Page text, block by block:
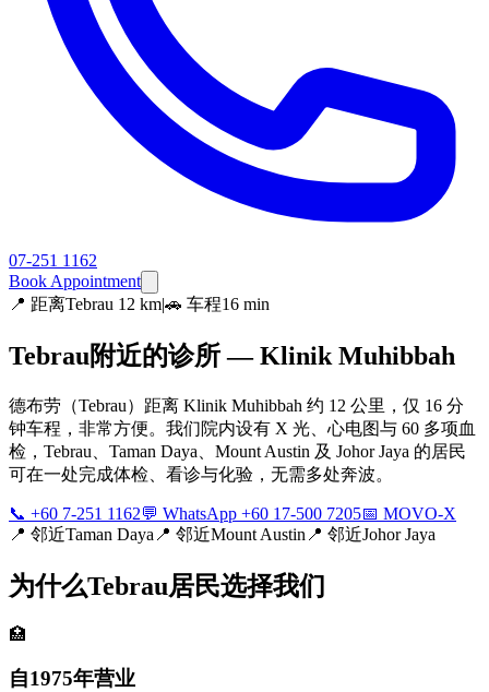
07-251 1162
Book Appointment
📍 距离Tebrau 12 km|🚗 车程16 min
Tebrau附近的诊所 — Klinik Muhibbah
德布劳（Tebrau）距离 Klinik Muhibbah 约 12 公里，仅 16 分
钟车程，非常方便。我们院内设有 X 光、心电图与 60 多项血
检，Tebrau、Taman Daya、Mount Austin 及 Johor Jaya 的居民
可在一处完成体检、看诊与化验，无需多处奔波。
📞 +60 7-251 1162💬 WhatsApp +60 17-500 7205📅 MOVO-X
📍 邻近Taman Daya 📍 邻近Mount Austin 📍 邻近Johor Jaya
为什么Tebrau居民选择我们
🏥
自1975年营业